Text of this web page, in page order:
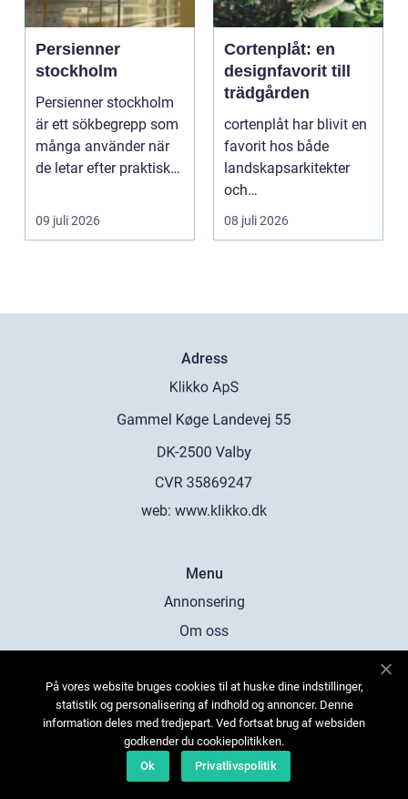
Persienner
stockholm
Persienner stockholm
är ett sökbegrepp som
många använder när
de letar efter praktiska
09 juli 2026
Cortenplåt: en
designfavorit till
trädgården
cortenplåt har blivit en
favorit hos både
landskapsarkitekter
och
trädgårdsentusiaster.
Det är ett m...
08 juli 2026
Adress
web: www.klikko.dk
Menu
Annonsering
Om oss
Kontakta oss
Sitemap
På vores website bruges cookies til at huske dine indstillinger,
statistik og personalisering af indhold og annoncer. Denne
information deles med tredjepart. Ved fortsat brug af websiden
godkender du cookiepolitikken.
Ok
Privatlivspolitik